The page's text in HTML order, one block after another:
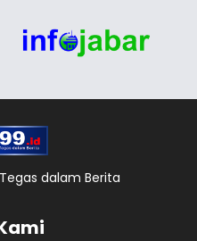
dalam Berita